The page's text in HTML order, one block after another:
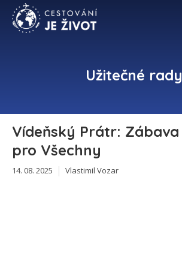
Užitečné rady
Vídeňský Prátr:
pro Všechny
14. 08. 2025 Vlastimil Vozar